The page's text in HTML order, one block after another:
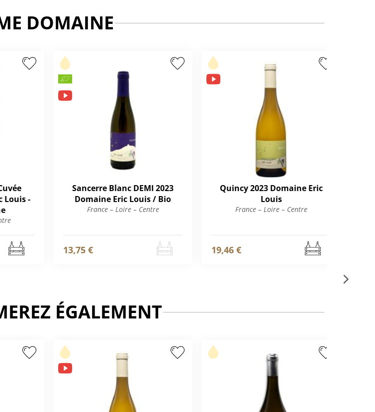
DOMAINE
Louis -
Sancerre Blanc DEMI 2023
Domaine Eric Louis / Bio
France – Loire – Centre
13,75 €
Quincy 2023 Domaine Eric
Louis
France – Loire – Centre
19,46 €
ÉGALEMENT